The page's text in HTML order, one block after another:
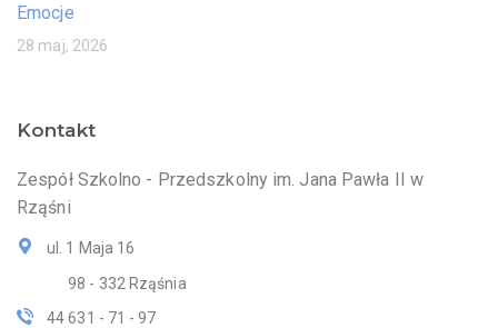
Emocje
28 maj, 2026
Kontakt
Zespół Szkolno - Przedszkolny im. Jana Pawła II w
Rząśni
ul. 1 Maja 16
98 - 332 Rząśnia
44 631 - 71 - 97